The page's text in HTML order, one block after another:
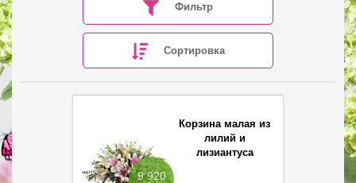
Фильтр
Сортировка
9 920
Корзина малая из
лилий и
лизиантуса